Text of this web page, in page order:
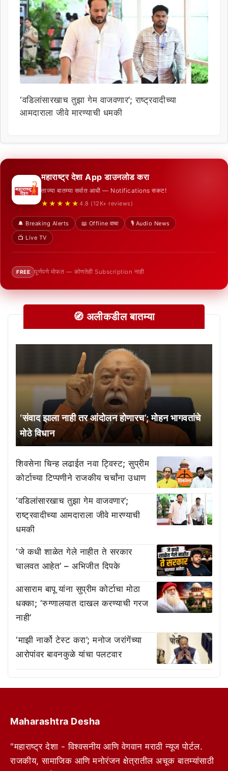
‘वडिलांसारखाच तुझा गेम वाजवणार’; राष्ट्रवादीच्या
आमदाराला जीवे मारण्याची धमकी
महाराष्ट्र देशा App डाउनलोड करा
ताज्या बातम्या सर्वात आधी — Notifications सकट!
★★★★★ 4.8 (12K+ reviews)
🔔 Breaking Alerts 📖 Offline वाचा
🎙️ Audio News
📺 Live TV
FREE पूर्णपणे मोफत — कोणतेही Subscription नाही
🧭 अलीकडील बातम्या
‘संवाद झाला नाही तर आंदोलन होणारच’; मोहन भागवतांचे
मोठे विधान
शिवसेना चिन्ह लढाईत नवा ट्विस्ट; सुप्रीम
कोर्टाच्या टिप्पणीने राजकीय चर्चांना उधाण
‘वडिलांसारखाच तुझा गेम वाजवणार’;
राष्ट्रवादीच्या आमदाराला जीवे मारण्याची
धमकी
‘जे कधी शाळेत गेले नाहीत ते सरकार
चालवत आहेत’ – अभिजीत दिपके
आसाराम बापू यांना सुप्रीम कोर्टाचा मोठा
धक्का; ‘रुग्णालयात दाखल करण्याची गरज
नाही’
‘माझी नार्को टेस्ट करा’; मनोज जरांगेंच्या
आरोपांवर बावनकुळे यांचा पलटवार
Maharashtra Desha
"महाराष्ट्र देशा - विश्वसनीय आणि वेगवान मराठी न्यूज पोर्टल.
राजकीय, सामाजिक आणि मनोरंजन क्षेत्रातील अचूक बातम्यांसाठी